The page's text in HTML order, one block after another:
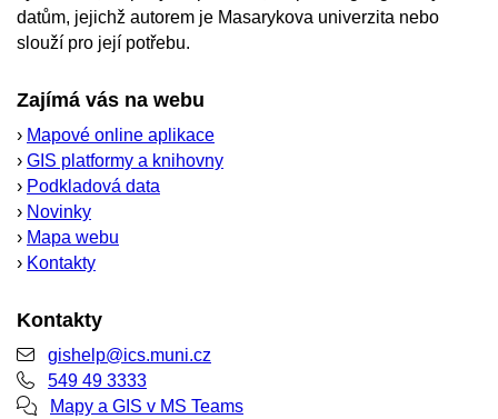
datům, jejichž autorem je Masarykova univerzita nebo
slouží pro její potřebu.
Zajímá vás na webu
› Mapové online aplikace
› GIS platformy a knihovny
› Podkladová data
› Novinky
› Mapa webu
› Kontakty
Kontakty
gishelp@ics.muni.cz
549 49 3333
Mapy a GIS v MS Teams